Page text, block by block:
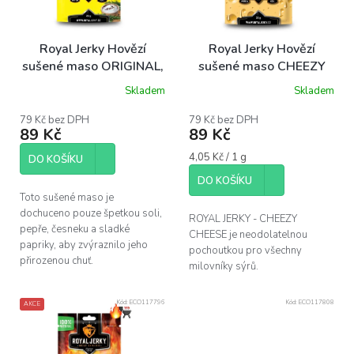
Royal Jerky Hovězí
sušené maso ORIGINAL,
Skladem
79 Kč bez DPH
89 Kč
DO KOŠÍKU
Toto sušené maso je
dochuceno pouze špetkou soli,
pepře, česneku a sladké
papriky, aby zvýraznilo jeho
přirozenou chuť.
Royal Jerky Hovězí
sušené maso CHEEZY
CHEESE, 22 g
produktu
je
z
hvězdiček.
Skladem
79 Kč bez DPH
89 Kč
Měrná
cena:
4,05 Kč / 1 g
DO KOŠÍKU
ROYAL JERKY - CHEEZY
CHEESE je neodolatelnou
pochoutkou pro všechny
milovníky sýrů.
AKCE Kód: ECO117796 Kód: ECO117808